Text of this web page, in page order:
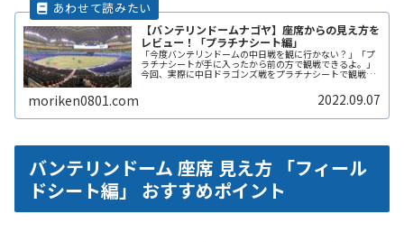
【バンテリンドームナゴヤ】座席からの見え方を
レビュー！「プラチナシート編」
「今度バンテリンドームの中日戦を観に行かない？」「プ
ラチナシートが手に入ったから前の方で観戦できるよ。」
今回、実際に中日ドラゴンズ戦をプラチナシートで観戦し
moriken0801.com 2022.09.07
バンテリンドーム 座席 見え方 「フィール
ドシート編」 おすすめポイント